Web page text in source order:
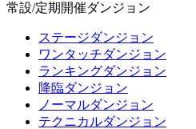
常設/定期開催ダンジョン
ステージダンジョン
ワンタッチダンジョン
ランキングダンジョン
降臨ダンジョン
ノーマルダンジョン
テクニカルダンジョン